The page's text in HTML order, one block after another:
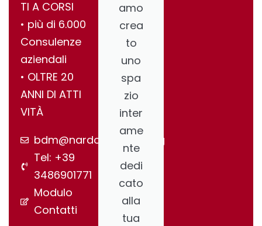
TI A CORSI
•⁠ ⁠più di 6.000
Consulenze
aziendali
•⁠ ⁠OLTRE 20
ANNI DI ATTI
VITÀ
bdm@nardonegroup.org
Tel: +39
3486901771
Modulo
Contatti
amo
crea
to
uno
spa
zio
inter
ame
nte
dedi
cato
alla
tua